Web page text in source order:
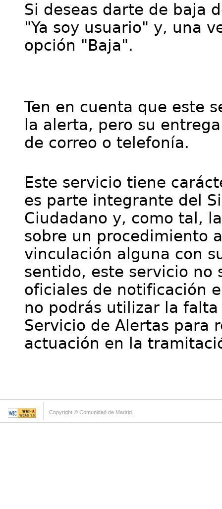
Si deseas darte de baja
"Ya soy usuario" y, una
opción "Baja".
Ten en cuenta que este
la alerta, pero su
de correo o telefonía.
Este servicio tiene
es parte integrante del
Ciudadano y, como tal,
sobre un procedimiento
vinculación alguna con
sentido, este servicio no
oficiales de notificación
no podrás utilizar la
Servicio de Alertas para
actuación en la
Copyright © Comunidad de Madrid.